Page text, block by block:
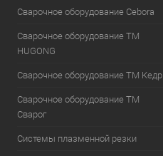
Сварочное оборудование Cebora
Сварочное оборудование ТМ
HUGONG
Сварочное оборудование ТМ Кедр
Сварочное оборудование ТМ
Сварог
Системы плазменной резки